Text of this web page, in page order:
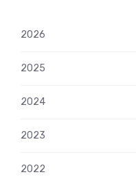
2026
2025
2024
2023
2022